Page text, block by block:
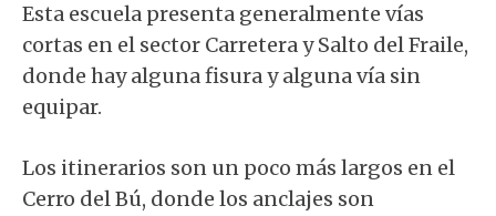
Esta escuela presenta generalmente vías
cortas en el sector Carretera y Salto del Fraile,
donde hay alguna fisura y alguna vía sin
equipar.
Los itinerarios son un poco más largos en el
Cerro del Bú, donde los anclajes son